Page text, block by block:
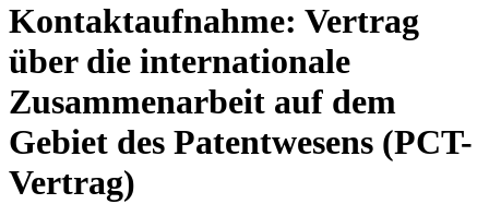
Kontaktaufnahme: Vertrag
über die internationale
Zusammenarbeit auf dem
Gebiet des Patentwesens (PCT-
Vertrag)